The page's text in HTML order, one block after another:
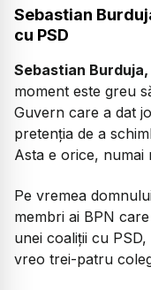
Sebastian
cu PSD
Sebastian
moment este greu
Guvern care a dat
pretenția de a
Asta e orice, numai
Pe vremea
membri ai BPN
unei coaliții cu
vreo trei-patru